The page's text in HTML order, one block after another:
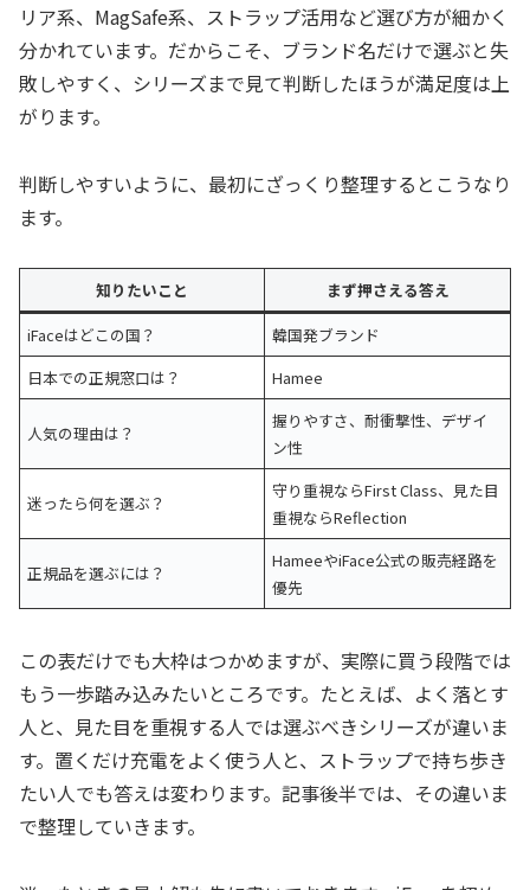
リア系、MagSafe系、ストラップ活用など選び方が細かく
分かれています。だからこそ、ブランド名だけで選ぶと失
敗しやすく、シリーズまで見て判断したほうが満足度は上
がります。
判断しやすいように、最初にざっくり整理するとこうなり
ます。
知りたいこと
まず押さえる答え
iFaceはどこの国？
韓国発ブランド
日本での正規窓口は？
Hamee
人気の理由は？
握りやすさ、耐衝撃性、デザイ
ン性
迷ったら何を選ぶ？
守り重視ならFirst Class、見た目
重視ならReflection
正規品を選ぶには？
HameeやiFace公式の販売経路を
優先
この表だけでも大枠はつかめますが、実際に買う段階では
もう一歩踏み込みたいところです。たとえば、よく落とす
人と、見た目を重視する人では選ぶべきシリーズが違いま
す。置くだけ充電をよく使う人と、ストラップで持ち歩き
たい人でも答えは変わります。記事後半では、その違いま
で整理していきます。